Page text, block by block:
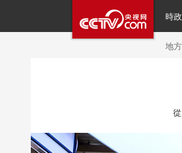
時政
人
直播
繁體
地方
新聞